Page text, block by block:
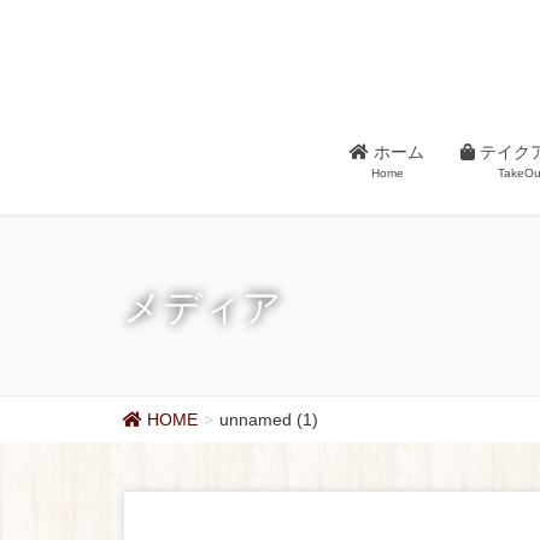
ホーム
Home
テイク
メディア
HOME unnamed (1)